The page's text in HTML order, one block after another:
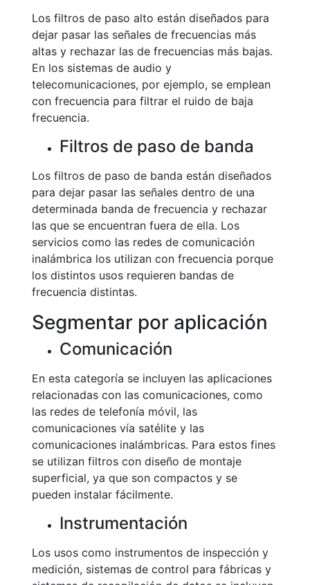
Los filtros de paso alto están diseñados para
dejar pasar las señales de frecuencias más
altas y rechazar las de frecuencias más bajas.
En los sistemas de audio y
telecomunicaciones, por ejemplo, se emplean
con frecuencia para filtrar el ruido de baja
frecuencia.
Filtros de paso de banda
Los filtros de paso de banda están diseñados
para dejar pasar las señales dentro de una
determinada banda de frecuencia y rechazar
las que se encuentran fuera de ella. Los
servicios como las redes de comunicación
inalámbrica los utilizan con frecuencia porque
los distintos usos requieren bandas de
frecuencia distintas.
Segmentar por aplicación
Comunicación
En esta categoría se incluyen las aplicaciones
relacionadas con las comunicaciones, como
las redes de telefonía móvil, las
comunicaciones vía satélite y las
comunicaciones inalámbricas. Para estos fines
se utilizan filtros con diseño de montaje
superficial, ya que son compactos y se
pueden instalar fácilmente.
Instrumentación
Los usos como instrumentos de inspección y
medición, sistemas de control para fábricas y